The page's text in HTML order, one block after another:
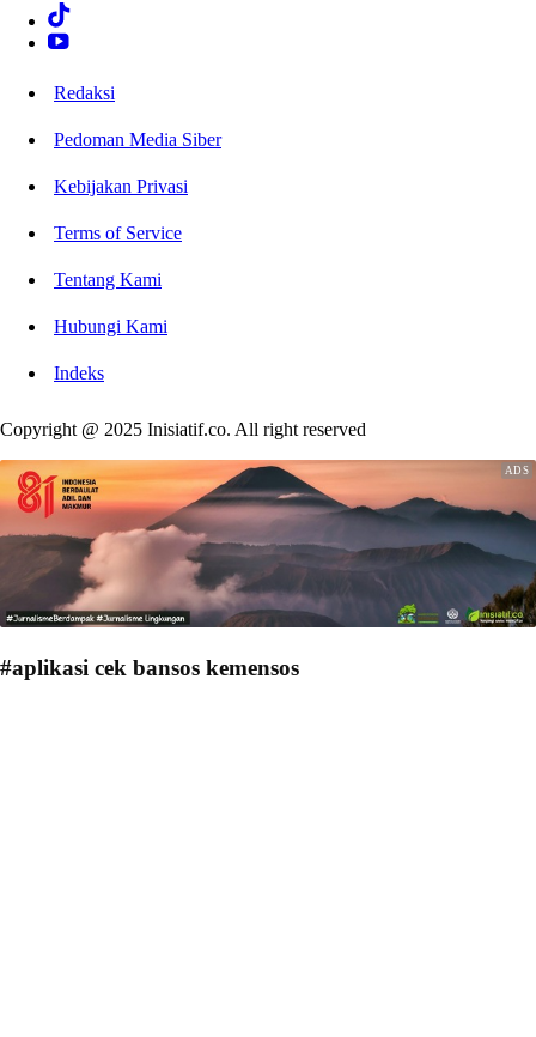
Redaksi
Pedoman Media Siber
Kebijakan Privasi
Terms of Service
Tentang Kami
Hubungi Kami
Indeks
Copyright @ 2025 Inisiatif.co. All right reserved
#aplikasi cek bansos kemensos